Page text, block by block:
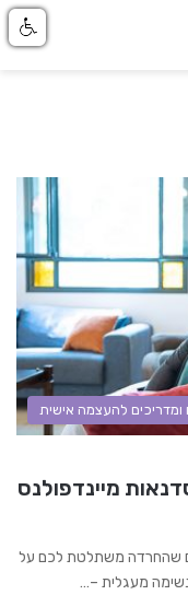
ומדריכים להעצמה אישית
מיינדפולנס
שהחרדה משתלטת לכם על
מעגלית –…